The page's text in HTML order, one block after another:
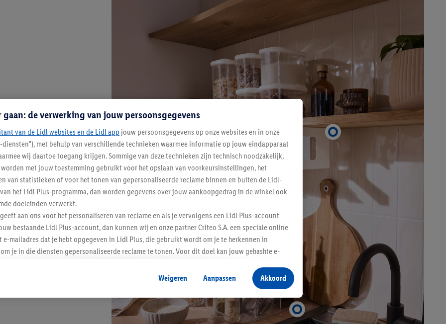
de verwerking van jouw persoonsgegevens
van de Lidl websites en de Lidl app jouw persoonsgegevens op onze websites en in onze
met behulp van verschillende technieken waarmee informatie op jouw eindapparaat
wij daartoe toegang krijgen. Sommige van deze technieken zijn technisch noodzakelijk,
met jouw toestemming gebruikt voor het opslaan van voorkeursinstellingen, het
van statistieken of voor het tonen van gepersonaliseerde reclame binnen en buiten de Lidl-
het Lidl Plus-programma, dan worden gegevens over jouw aankoopgedrag in de winkel ook
doeleinden verwerkt.
aan ons voor het personaliseren van reclame en als je vervolgens een Lidl Plus-account
bestaande Lidl Plus-account, dan kunnen wij en onze partner Criteo S.A. een speciale online
mailadres dat je hebt opgegeven in Lidl Plus, die gebruikt wordt om je te herkennen in
je in die diensten gepersonaliseerde reclame te tonen. Voor dit doel kan jouw gehashte e-
geeft, dan kunnen retargeting advertenties worden weergegeven voor producten waarin je
(bijvoorbeeld door het product in een winkelmandje van een online winkel te plaatsen
De retargeting advertenties kunnen op verschillende eindapparaten en binnen verschillende
Weigeren Aanpassen Akkoord